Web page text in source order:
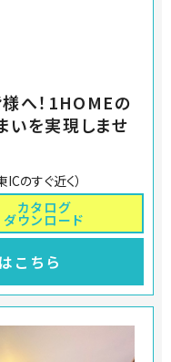
へ！1HOMEの
いを実現しませ
のすぐ近く）
カタログ
ダウンロード
こちら